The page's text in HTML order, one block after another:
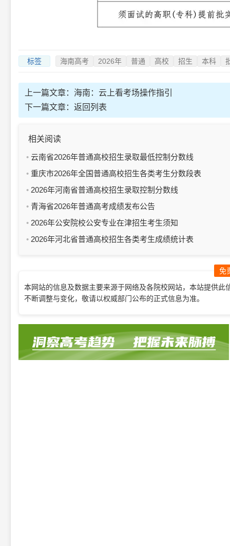
标签 海南高考 2026年 普通 高校 招生 本科
上一篇文章： 海南：云上看考场操作指引
下一篇文章： 返回列表
相关阅读
云南省2026年普通高校招生录取最低控制分数线
重庆市2026年全国普通高校招生各类考生分数段表
2026年河南省普通高校招生录取控制分数线
青海省2026年普通高考成绩发布公告
2026年公安院校公安专业在津招生考生须知
2026年河北省普通高校招生各类考生成绩统计表
免
本网站的信息及数据主要来源于网络及各院校网站，本站提供
不断调整与变化，敬请以权威部门公布的正式信息为准。